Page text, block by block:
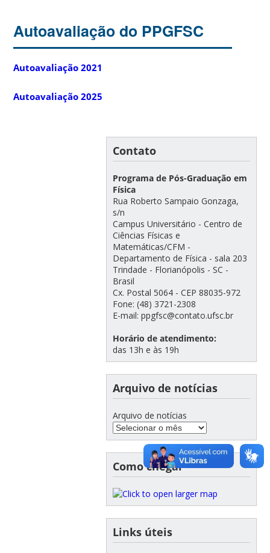
Autoavaliação do PPGFSC
Autoavaliação 2021
Autoavaliação 2025
Contato
Programa de Pós-Graduação em
Física
Rua Roberto Sampaio Gonzaga,
s/n
Campus Universitário - Centro de
Ciências Físicas e
Matemáticas/CFM -
Departamento de Física - sala 203
Trindade - Florianópolis - SC -
Brasil
Cx. Postal 5064 - CEP 88035-972
Fone: (48) 3721-2308
E-mail: ppgfsc@contato.ufsc.br
Horário de atendimento:
das 13h e às 19h
Arquivo de notícias
Arquivo de notícias
Como chegar
Links úteis